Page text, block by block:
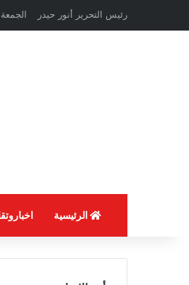
رئيس التحرير أنور حيدر الجمعة,
الرئيسية